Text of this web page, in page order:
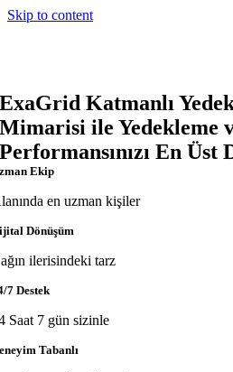
Skip to content
ExaGrid Katmanlı
Mimarisi ile Yedekleme
Performansınızı En Üst
Ekip
en uzman kişiler
Dönüşüm
ilerisindeki tarz
7 Destek
Saat 7 gün sizinle
Tabanlı